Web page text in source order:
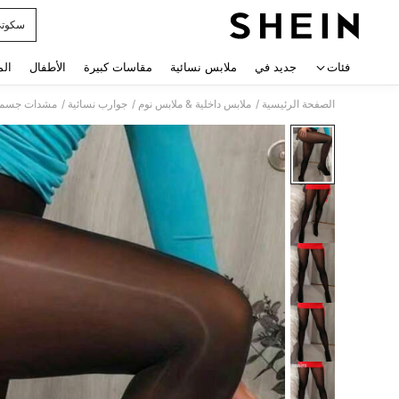
فئات جديد في ملابس نسائية مقاسات كبيرة الأطفال
الصفحة الرئيسية / ملابس داخلية & ملابس نوم / جوارب نسائية / مشدات جسم